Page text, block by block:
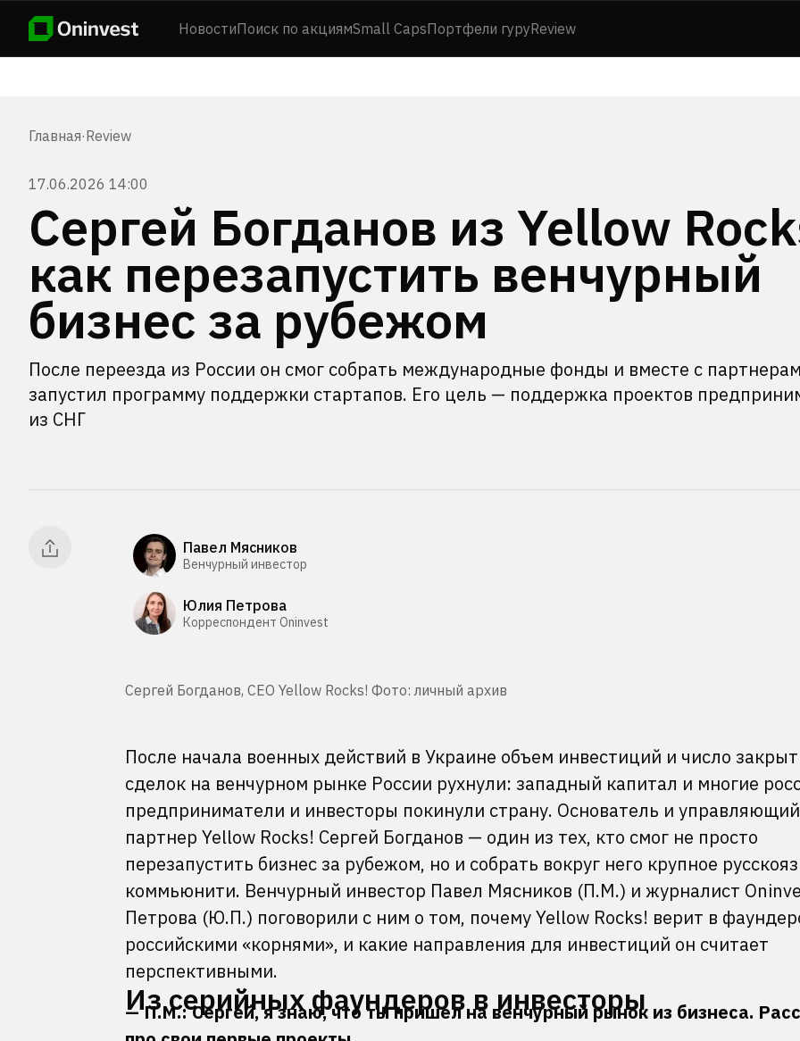
НовостиПоиск по акциямSmall CapsПортфели гуруReview
Главная·Review
17.06.2026 14:00
Сергей Богданов из Yellow
как перезапустить венчурный
бизнес за рубежом
После переезда из России он смог собрать международные фонды и вместе с
запустил программу поддержки стартапов. Его цель — поддержка проектов
из СНГ
Павел Мясников
Венчурный инвестор
Юлия Петрова
Корреспондент Oninvest
Сергей Богданов, CEO Yellow Rocks! Фото: личный архив
После начала военных действий в Украине объем инвестиций и число
сделок на венчурном рынке России рухнули: западный капитал и многие
предприниматели и инвесторы покинули страну. Основатель и управляющий
партнер Yellow Rocks! Сергей Богданов — один из тех, кто смог не просто
перезапустить бизнес за рубежом, но и собрать вокруг него крупное
коммьюнити. Венчурный инвестор Павел Мясников (П.М.) и журналист
Петрова (Ю.П.) поговорили с ним о том, почему Yellow Rocks! верит в
российскими «корнями», и какие направления для инвестиций он считает
перспективными.
Из серийных фаундеров в инвесторы
— П.М.: Сергей, я знаю, что ты пришел на венчурный рынок из бизнеса.